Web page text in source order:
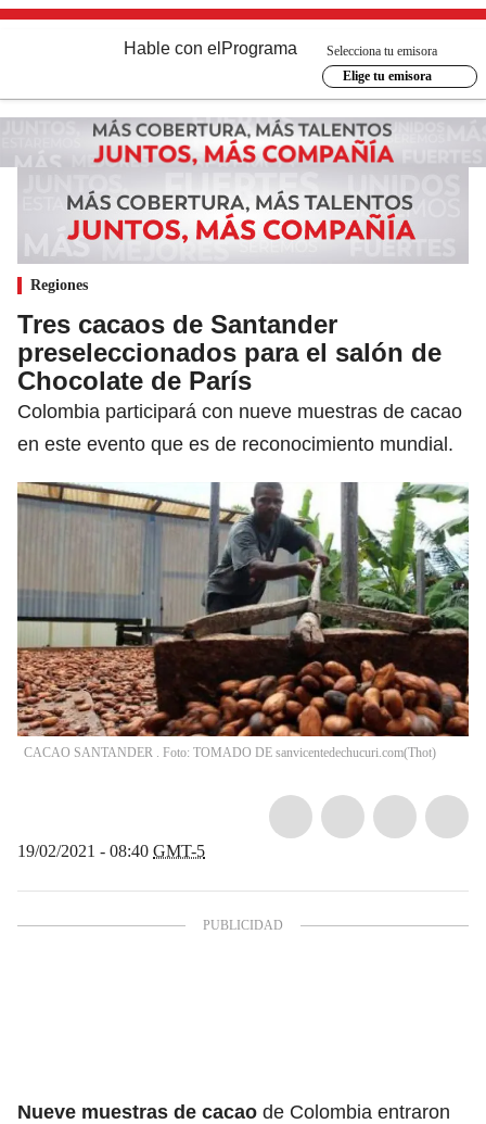
Hable con el Programa
Selecciona tu emisora
Elige tu emisora
Regiones
Tres cacaos de Santander
preseleccionados para el salón de
Chocolate de París
Colombia participará con nueve muestras de cacao
en este evento que es de reconocimiento mundial.
CACAO SANTANDER . Foto: TOMADO DE sanvicentedechucuri.com(Thot)
19/02/2021 - 08:40 GMT-5
Nueve muestras de cacao de Colombia entraron